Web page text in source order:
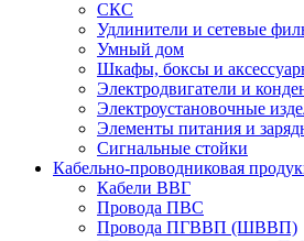
СКС
Удлинители и сетевые
Умный дом
Шкафы, боксы и
Электродвигатели и
Электроустановочные
Элементы питания и
Сигнальные стойки
Кабельно-проводниковая
Кабели ВВГ
Провода ПВС
Провода ПГВВП (ШВВП)